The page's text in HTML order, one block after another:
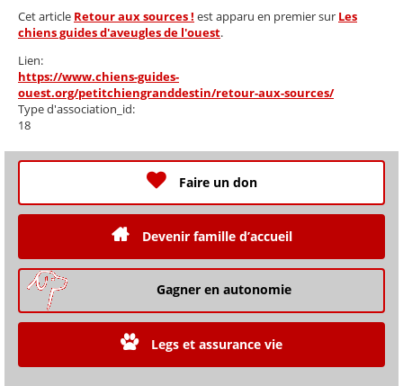
Cet article Retour aux sources ! est apparu en premier sur Les
chiens guides d'aveugles de l'ouest.
Lien:
https://www.chiens-guides-
ouest.org/petitchiengranddestin/retour-aux-sources/
Type d'association_id:
18
Faire un don
Devenir famille d’accueil
Gagner en autonomie
Legs et assurance vie